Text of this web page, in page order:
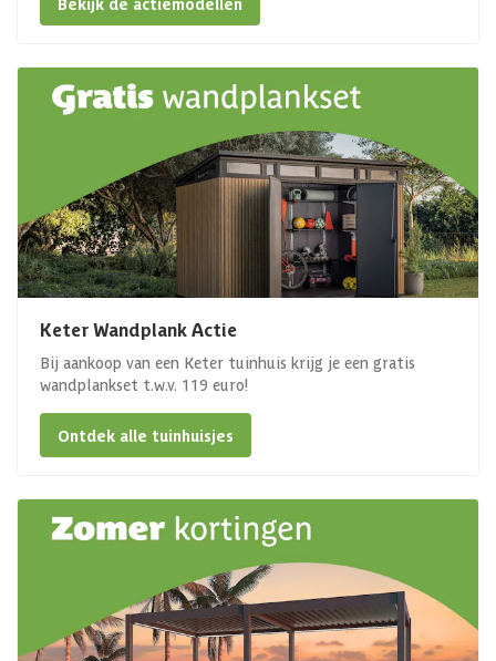
Keter Wandplank Actie
Bij aankoop van een Keter tuinhuis krijg je een gratis
wandplankset t.w.v. 119 euro!
Ontdek alle tuinhuisjes